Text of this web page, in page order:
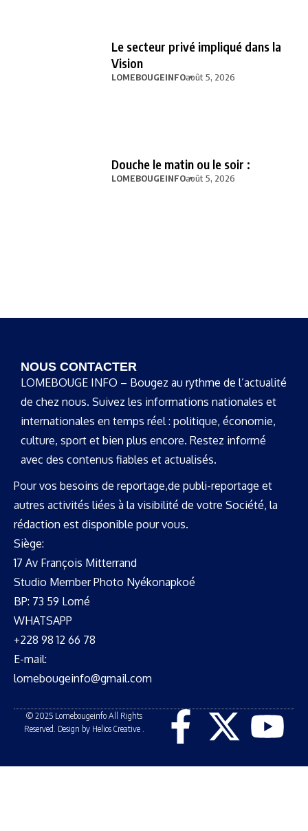
Le secteur privé impliqué dans la
Vision
LOMEBOUGEINFOaoût 5, 2026
Douche le matin ou le soir :
LOMEBOUGEINFOaoût 5, 2026
NOUS CONTACTER
LOMEBOUGE INFO – Bougez au rythme de l’actualité
de chez nous. Suivez les informations nationales et
internationales en temps réel : politique, économie,
culture, sport et bien plus encore. Restez informé
avec des contenus fiables et actualisés.
Pour vos besoins de reportage,de publi-reportage et
autres activités liées à la visibilité de votre Société, la
rédaction est disponible pour vous.
Siège:
17 Av François Mitterrand
Studio Member Photo Nyékonapkoé
BP: 73 59 Lomé
WHATSAPP ‪
+228 98 12 66 78
E-mail:
lomebougeinfo@gmail.com
© 2025 Lomebougeinfo All Rights
Reserved. Design by Helios Creative .